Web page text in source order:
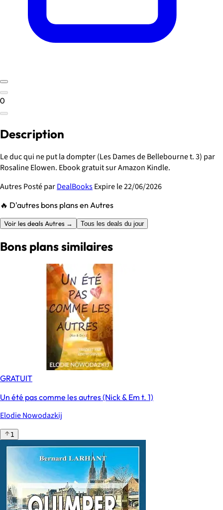
0
Description
Le duc qui ne put la dompter (Les Dames de Bellebourne t. 3) par
Rosaline Elowen. Ebook gratuit sur Amazon Kindle.
AutresPosté parDealBooksExpire le 22/06/2026
🔥 D'autres bons plans en Autres
Voir les deals Autres → Tous les deals du jour
Bons plans similaires
GRATUIT
Un été pas comme les autres (Nick & Em t. 1)
Elodie Nowodazkij
1